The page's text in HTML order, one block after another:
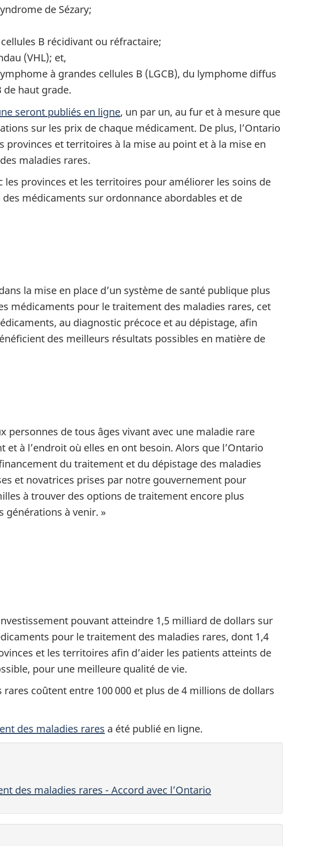
de Sézary;
B récidivant ou réfractaire;
(VHL); et,
à grandes cellules B (LGCB), du lymphome diffus
de haut grade.
seront publiés en ligne, un par un, au fur et à mesure que
sur les prix de chaque médicament. De plus, l’Ontario
provinces et territoires à la mise au point et à la mise en
maladies rares.
provinces et les territoires pour améliorer les soins de
médicaments sur ordonnance abordables et de
la mise en place d’un système de santé publique plus
médicaments pour le traitement des maladies rares, cet
au diagnostic précoce et au dépistage, afin
des meilleurs résultats possibles en matière de
personnes de tous âges vivant avec une maladie rare
à l’endroit où elles en ont besoin. Alors que l’Ontario
du traitement et du dépistage des maladies
et novatrices prises par notre gouvernement pour
à trouver des options de traitement encore plus
générations à venir. »
pouvant atteindre 1,5 milliard de dollars sur
pour le traitement des maladies rares, dont 1,4
et les territoires afin d’aider les patients atteints de
pour une meilleure qualité de vie.
coûtent entre 100 000 et plus de 4 millions de dollars
des maladies rares a été publié en ligne.
des maladies rares - Accord avec l’Ontario